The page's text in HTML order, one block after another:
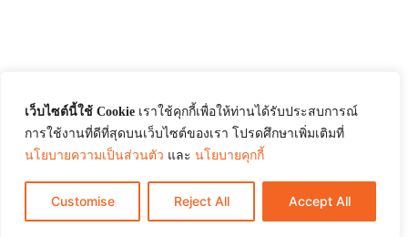
เว็บไซต์นี้ใช้ Cookie เราใช้คุกกี้เพื่อให้ท่านได้รับประสบการณ์
การใช้งานที่ดีที่สุดบนเว็บไซต์ของเรา โปรดศึกษาเพิ่มเติมที่
นโยบายความเป็นส่วนตัว และ นโยบายคุกกี้
Customise Reject All Accept All